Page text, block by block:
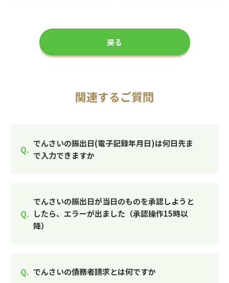
戻る
関連するご質問
でんさいの振出日(電子記録年月日)は何日先ま
で入力できますか
でんさいの振出日が当日のものを承認しようと
したら、エラーが出ました（承認操作15時以
降）
でんさいの債務者請求とは何ですか